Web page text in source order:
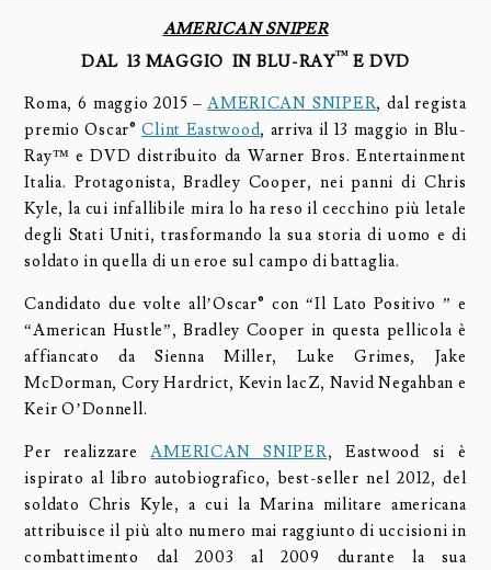
AMERICAN SNIPER
DAL 13 MAGGIO IN BLU-RAY™ E DVD
Roma, 6 maggio 2015 –AMERICAN SNIPER, dal regista
premio Oscar®Clint Eastwood, arriva il 13 maggio in Blu-
Ray™ e DVD distribuito da Warner Bros. Entertainment
Italia. Protagonista, Bradley Cooper, nei panni di Chris
Kyle, la cui infallibile mira lo ha reso il cecchino più letale
degli Stati Uniti, trasformando la sua storia di uomo e di
soldato in quella di un eroe sul campo di battaglia.
Candidato due volte all’Oscar® con “Il Lato Positivo ” e
“American Hustle”, Bradley Cooper in questa pellicola è
affiancato da Sienna Miller, Luke Grimes, Jake
McDorman, Cory Hardrict, Kevin lacZ, Navid Negahban e
Keir O’Donnell.
Per realizzareAMERICAN SNIPER, Eastwood si è
ispirato al libro autobiografico, best-seller nel 2012, del
soldato Chris Kyle, a cui la Marina militare americana
attribuisce il più alto numero mai raggiunto di uccisioni in
combattimento dal 2003 al 2009 durante la sua